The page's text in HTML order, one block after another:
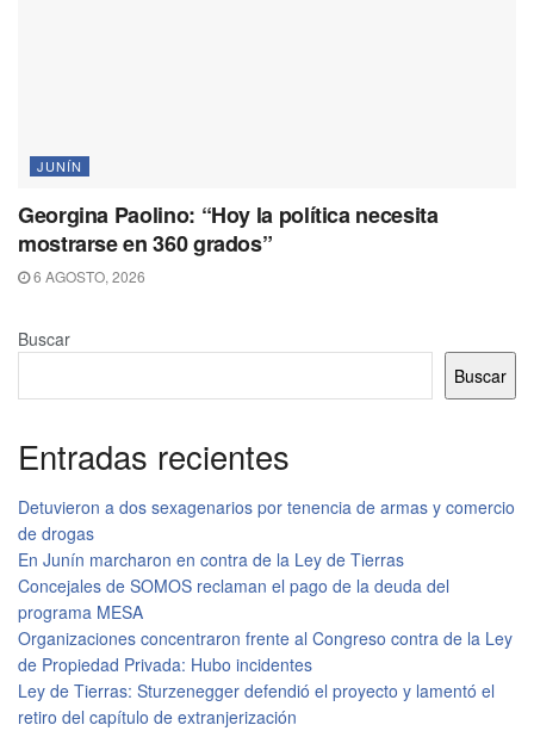
JUNÍN
Georgina Paolino: “Hoy la política necesita
mostrarse en 360 grados”
6 AGOSTO, 2026
Buscar
Buscar
Entradas recientes
Detuvieron a dos sexagenarios por tenencia de armas y comercio
de drogas
En Junín marcharon en contra de la Ley de Tierras
Concejales de SOMOS reclaman el pago de la deuda del
programa MESA
Organizaciones concentraron frente al Congreso contra de la Ley
de Propiedad Privada: Hubo incidentes
Ley de Tierras: Sturzenegger defendió el proyecto y lamentó el
retiro del capítulo de extranjerización